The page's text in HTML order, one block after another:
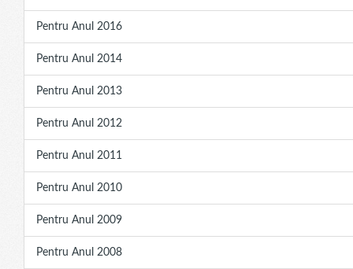
Pentru Anul 2016
Pentru Anul 2014
Pentru Anul 2013
Pentru Anul 2012
Pentru Anul 2011
Pentru Anul 2010
Pentru Anul 2009
Pentru Anul 2008